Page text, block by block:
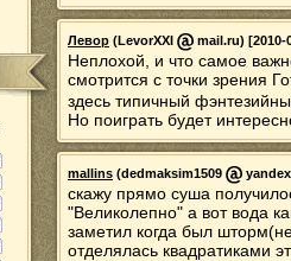
Левор (LevorXXI mail.ru) [2010-
Неплохой, и что самое
смотрится с точки зрения
здесь типичный
Но поиграть будет
mallins (dedmaksim1509
скажу прямо суша
"Великолепно" а вот вода
заметил когда был
отделялась квадратиками